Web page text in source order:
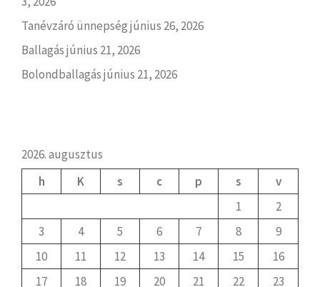
Tanévzáró ünnepségjúnius 26, 2026
Ballagásjúnius 21, 2026
Bolondballagásjúnius 21, 2026
2026. augusztus
h
K s c p s
v
1
2
3
4 5 6 7 8
9
10
11 12 13 14 15
16
17
18 19 20 21 22 23